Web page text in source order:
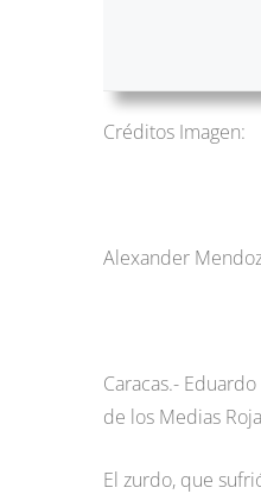
Créditos Imagen:
Alexander
Caracas.-
de los Medias
El zurdo, que